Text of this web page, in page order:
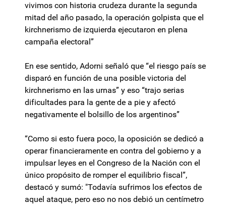
vivimos con historia crudeza durante la segunda
mitad del año pasado, la operación golpista que el
kirchnerismo de izquierda ejecutaron en plena
campaña electoral”
En ese sentido, Adorni señaló que “el riesgo país se
disparó en función de una posible victoria del
kirchnerismo en las urnas” y eso “trajo serias
dificultades para la gente de a pie y afectó
negativamente el bolsillo de los argentinos”
“Como si esto fuera poco, la oposición se dedicó a
operar financieramente en contra del gobierno y a
impulsar leyes en el Congreso de la Nación con el
único propósito de romper el equilibrio fiscal”,
destacó y sumó: "Todavía sufrimos los efectos de
aquel ataque, pero eso no nos debió un centímetro